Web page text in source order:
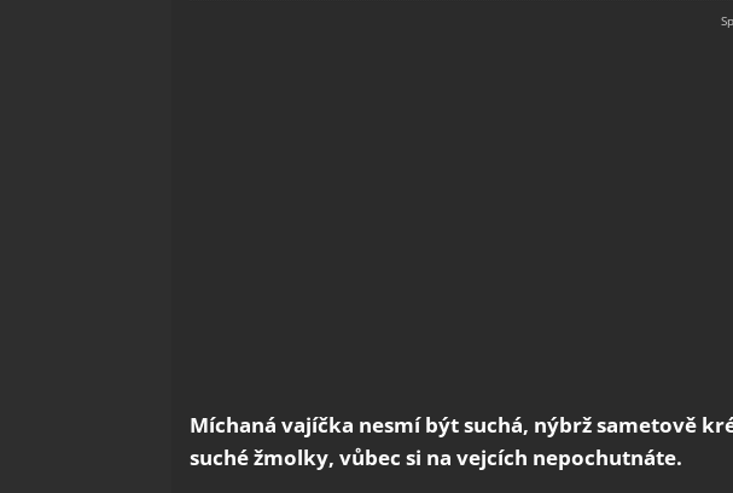
Míchaná vajíčka nesmí být suchá, nýbrž sametově
suché žmolky, vůbec si na vejcích nepochutnáte.